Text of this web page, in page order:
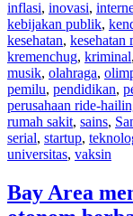
inflasi, inovasi,
kebijakan publik,
kesehatan, kesehatan
kremenchug, kriminal,
musik, olahraga,
pemilu, pendidikan,
perusahaan ride-
rumah sakit, sains,
serial, startup,
universitas, vaksin
Bay Area